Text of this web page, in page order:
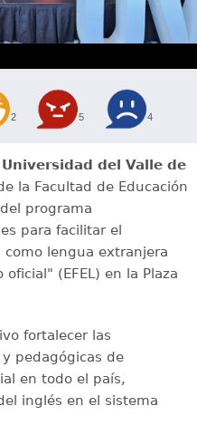
2 5 4
Universidad del Valle de
la Facultad de Educación
programa
para facilitar el
lengua extranjera
(EFEL) en la Plaza
fortalecer las
pedagógicas de
en todo el país,
inglés en el sistema